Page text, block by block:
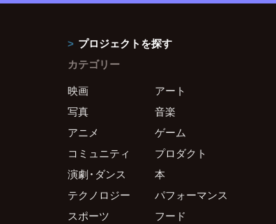
プロジェクトを探す
カテゴリー
映画
アート
写真
音楽
アニメ
ゲーム
コミュニティ
プロダクト
演劇・ダンス
本
テクノロジー
パフォーマンス
スポーツ
フード